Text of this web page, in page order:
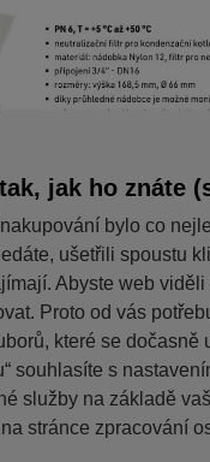
jak ho znáte
bylo co
ušetřili spoustu
Abyste web
Proto od vás
které se dočasně
souhlasíte s
služby na základě
stránce zpracování